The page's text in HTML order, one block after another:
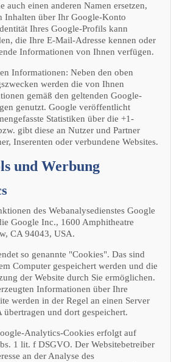
auch einen anderen Namen ersetzen,
Inhalten über Ihr Google-Konto
Ihres Google-Profils kann
die Ihre E-Mail-Adresse kennen oder
Informationen von Ihnen verfügen.
Informationen: Neben den oben
werden die von Ihnen
gemäß den geltenden Google-
genutzt. Google veröffentlicht
Statistiken über die +1-
gibt diese an Nutzer und Partner
Inserenten oder verbundene Websites.
und Werbung
des Webanalysedienstes Google
Google Inc., 1600 Amphitheatre
CA 94043, USA.
so genannte "Cookies". Das sind
Computer gespeichert werden und die
der Website durch Sie ermöglichen.
Informationen über Ihre
werden in der Regel an einen Server
und dort gespeichert.
Analytics-Cookies erfolgt auf
1 lit. f DSGVO. Der Websitebetreiber
an der Analyse des